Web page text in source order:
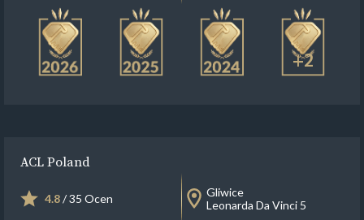
+2
ACL Poland
4.8/ 35 Ocen
Gliwice
Leonarda Da Vinci 5